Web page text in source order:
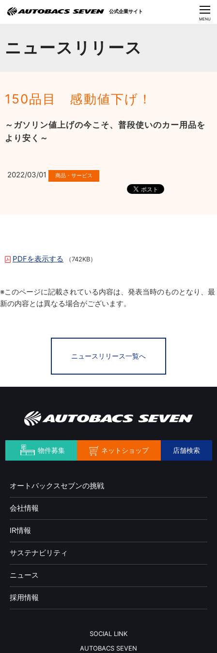
CLOSE
MENU
ニュースリリース
150品目 感動値下げ！
～ガソリン値上げの今こそ、普段使いのカー用品を
より安く～
2022/03/01
PDFを表示する （742KB）
公式企業サイト
サステナビリティ
ニュース
Language
※このページに記載されている内容は、発表当時のものとなり、最
新の内容とは異なる場合がございます。
ニュースリリース一覧へ
物件募集 ネットショップ 店舗検索
オートバックスセブンの挑戦
会社情報
IR情報
サステナビリティ
ニュース
採用情報
SOCIAL LINK
AUTOBACS SEVEN